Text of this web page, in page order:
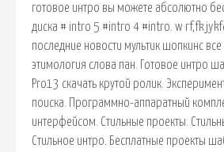
готовое интро вы можете абсолютно
диска # intro 5 #intro 4 #intro. w rf,fk
последние новости мультик шопкинс
этимология слова пан. Готовое интро
Pro13 скачать крутой ролик.
поиска. Программно-аппаратный
интерфейсом. Стильные проекты.
Стильное интро. Бесплатные проекты